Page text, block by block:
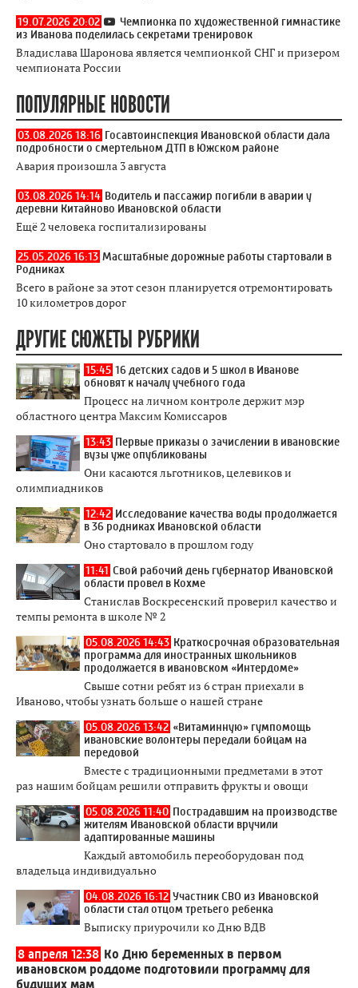
19.07.2026 20:02
Чемпионка по художественной гимнастике
из Иванова поделилась секретами тренировок
Владислава Шаронова является чемпионкой СНГ и призером
чемпионата России
ПОПУЛЯРНЫЕ НОВОСТИ
03.08.2026 18:16 Госавтоинспекция Ивановской области дала
подробности о смертельном ДТП в Южском районе
Авария произошла 3 августа
03.08.2026 14:14 Водитель и пассажир погибли в аварии у
деревни Китайново Ивановской области
Ещё 2 человека госпитализированы
25.05.2026 16:13 Масштабные дорожные работы стартовали в
Родниках
Всего в районе за этот сезон планируется отремонтировать
10 километров дорог
ДРУГИЕ СЮЖЕТЫ РУБРИКИ
15:45 16 детских садов и 5 школ в Иванове
обновят к началу учебного года
Процесс на личном контроле держит мэр
областного центра Максим Комиссаров
13:43 Первые приказы о зачислении в ивановские
вузы уже опубликованы
Они касаются льготников, целевиков и
олимпиадников
12:42 Исследование качества воды продолжается
в 36 родниках Ивановской области
Оно стартовало в прошлом году
11:41 Свой рабочий день губернатор Ивановской
области провел в Кохме
Станислав Воскресенский проверил качество и
темпы ремонта в школе № 2
05.08.2026 14:43 Краткосрочная образовательная
программа для иностранных школьников
продолжается в ивановском «Интердоме»
Свыше сотни ребят из 6 стран приехали в
Иваново, чтобы узнать больше о нашей стране
05.08.2026 13:42 «Витаминную» гумпомощь
ивановские волонтеры передали бойцам на
передовой
Вместе с традиционными предметами в этот
раз нашим бойцам решили отправить фрукты и овощи
05.08.2026 11:40 Пострадавшим на производстве
жителям Ивановской области вручили
адаптированные машины
Каждый автомобиль переоборудован под
владельца индивидуально
04.08.2026 16:12 Участник СВО из Ивановской
области стал отцом третьего ребенка
Выписку приурочили ко Дню ВДВ
8 апреля 12:38 Ко Дню беременных в первом
ивановском роддоме подготовили программу для
будущих мам